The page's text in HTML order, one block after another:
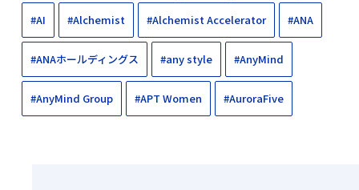
#AI #Alchemist #Alchemist Accelerator #ANA
#ANAホールディングス #any style #AnyMind
#AnyMind Group #APT Women #AuroraFive